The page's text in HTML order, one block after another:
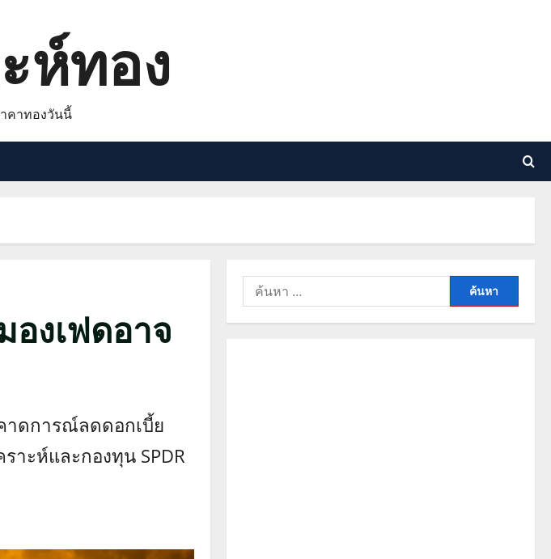
ห์ทอง
คาทองวันนี้
งเฟดอาจ
าดการณ์ลดดอกเบี้ย
าะห์และกองทุน SPDR
ค้นหา
สำหรับ: